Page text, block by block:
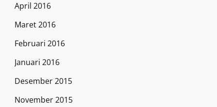
April 2016
Maret 2016
Februari 2016
Januari 2016
Desember 2015
November 2015